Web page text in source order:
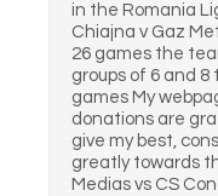
in the Romania
Chiajna v Gaz
26 games the
groups of 6 and
games My
donations are
give my best,
greatly towards
Medias vs CS